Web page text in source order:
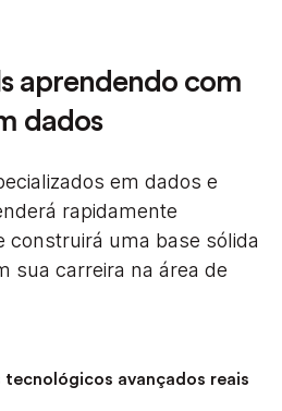
aprendendo com
dados
em dados e
rapidamente
construirá uma base sólida
sua carreira na área de
tecnológicos avançados reais